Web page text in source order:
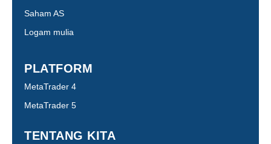
Saham AS
Logam mulia
PLATFORM
MetaTrader 4
MetaTrader 5
TENTANG KITA